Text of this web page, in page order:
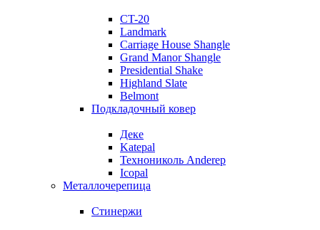
CT-20
Landmark
Carriage House Shangle
Grand Manor Shangle
Presidential Shake
Highland Slate
Belmont
Подкладочный ковер
Деке
Katepal
Технониколь Anderep
Icopal
Металлочерепица
Стинержи